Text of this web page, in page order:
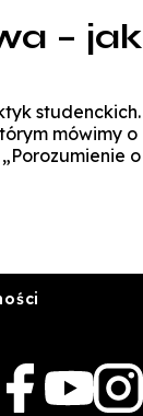
– jak
studenckich.
mówimy o
o